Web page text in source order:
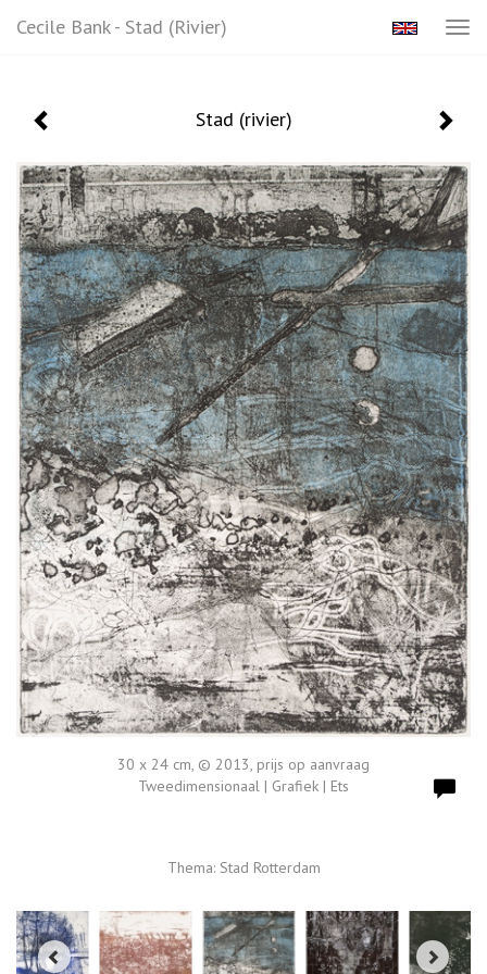
Cecile Bank - Stad (rivier)
Stad (rivier)
30 x 24 cm, © 2013, prijs op aanvraag
Tweedimensionaal | Grafiek | Ets
Thema: Stad Rotterdam